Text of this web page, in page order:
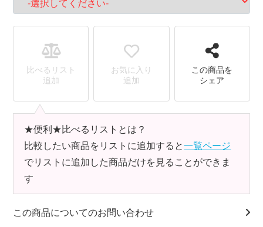
比べるリスト
追加
お気に入り
追加
この商品を
シェア
★便利★比べるリストとは？
比較したい商品をリストに追加すると一覧ページ
でリストに追加した商品だけを見ることができま
す
この商品についてのお問い合わせ